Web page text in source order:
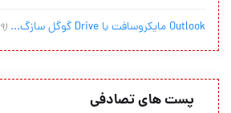
Outlook مایکروسافت با Drive گوگل سازگ... (7,259 بازدید)
پست های تصادفی